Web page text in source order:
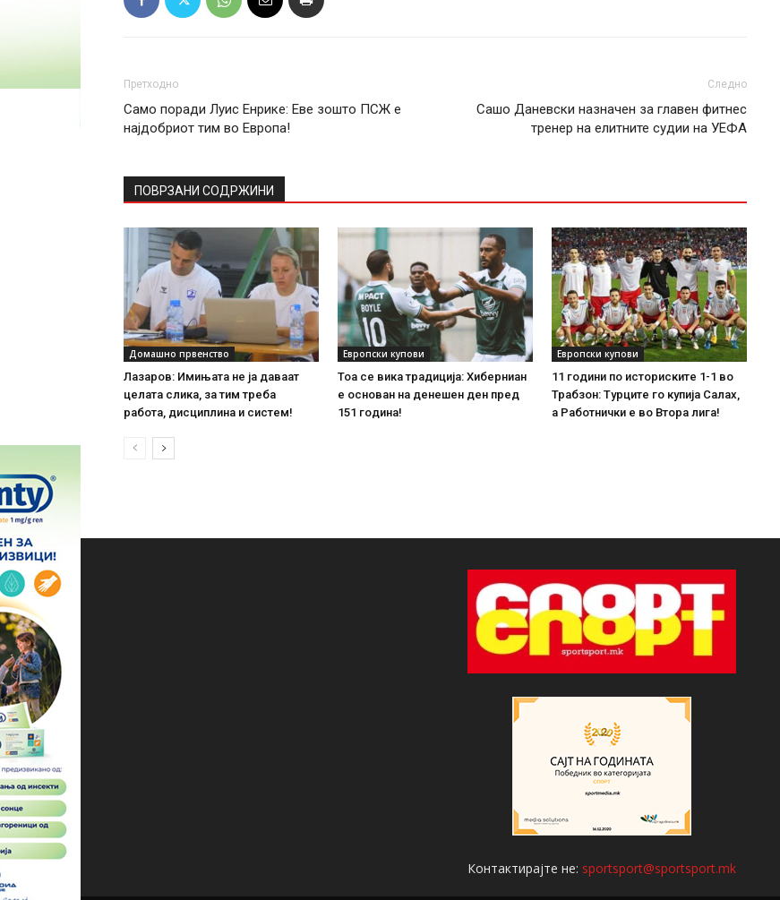
Претходно
Само поради Луис Енрике: Еве зошто ПСЖ е
најдобриот тим во Европа!
Следно
Сашо Даневски назначен за главен фитнес
тренер на елитните судии на УЕФА
ПОВРЗАНИ СОДРЖИНИ
Домашно првенство
Лазаров: Имињата не ја даваат
целата слика, за тим треба
работа, дисциплина и систем!
Европски купови
Тоа се вика традиција: Хиберниан
е основан на денешен ден пред
151 година!
Европски купови
11 години по историските 1-1 во
Трабзон: Турците го купија Салах,
а Работнички е во Втора лига!
Контактирајте не: sportsport@sportsport.mk